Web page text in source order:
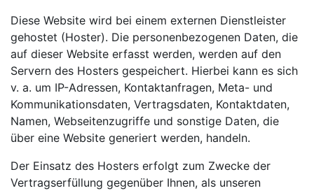
Diese Website wird bei einem externen Dienstleister
gehostet (Hoster). Die personenbezogenen Daten, die
auf dieser Website erfasst werden, werden auf den
Servern des Hosters gespeichert. Hierbei kann es sich
v. a. um IP-Adressen, Kontaktanfragen, Meta- und
Kommunikationsdaten, Vertragsdaten, Kontaktdaten,
Namen, Webseitenzugriffe und sonstige Daten, die
über eine Website generiert werden, handeln.
Der Einsatz des Hosters erfolgt zum Zwecke der
Vertragserfüllung gegenüber Ihnen, als unseren